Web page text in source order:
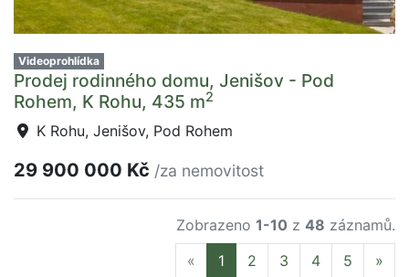
Videoprohlídka
Prodej rodinného domu, Jenišov - Pod
Rohem, K Rohu, 435 m2
K Rohu, Jenišov, Pod Rohem
29 900 000 Kč /za nemovitost
Zobrazeno 1-10 z 48 záznamů.
« Previous
1 2 3 4 5 »